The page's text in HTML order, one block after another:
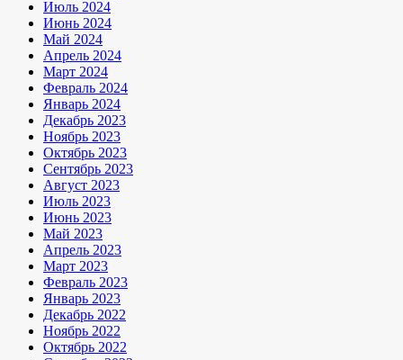
Июль 2024
Июнь 2024
Май 2024
Апрель 2024
Март 2024
Февраль 2024
Январь 2024
Декабрь 2023
Ноябрь 2023
Октябрь 2023
Сентябрь 2023
Август 2023
Июль 2023
Июнь 2023
Май 2023
Апрель 2023
Март 2023
Февраль 2023
Январь 2023
Декабрь 2022
Ноябрь 2022
Октябрь 2022